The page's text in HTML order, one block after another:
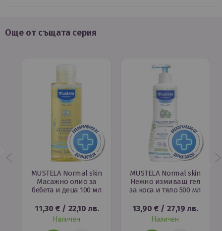
Още от същата серия
MUSTELA Normal skin
Масажно олио за
бебета и деца 100 мл
11,30 €/ 22,10 лв.
Наличен
MUSTELA Normal skin
Нежно измиващ гел
за коса и тяло 500 мл
13,90 € / 27,19 лв.
Наличен